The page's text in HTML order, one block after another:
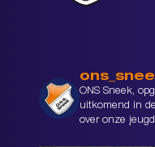
ONS Sneek,
uitkomend in
over onze